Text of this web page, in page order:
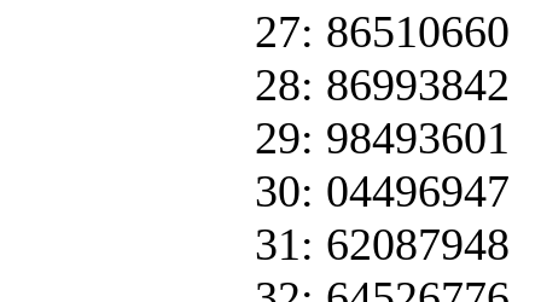
27: 86510660
28: 86993842
29: 98493601
30: 04496947
31: 62087948